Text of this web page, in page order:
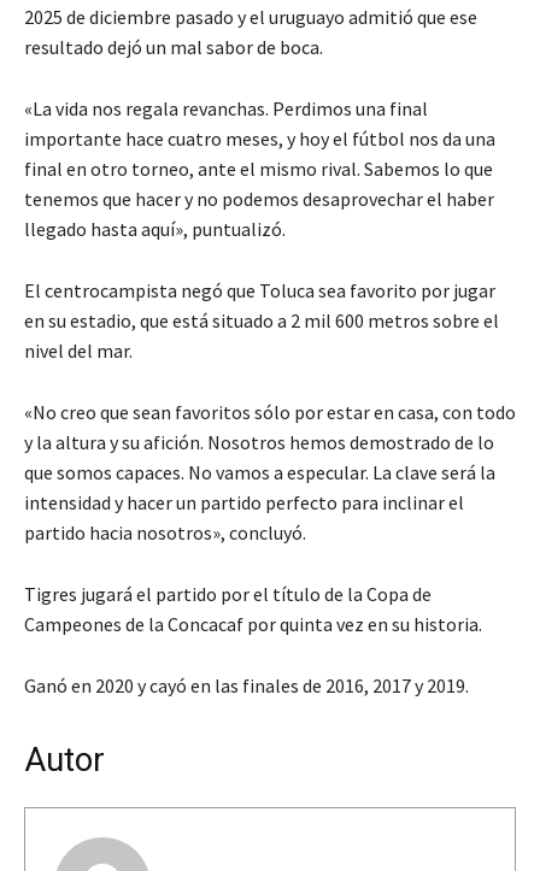
2025 de diciembre pasado y el uruguayo admitió que ese
resultado dejó un mal sabor de boca.
«La vida nos regala revanchas. Perdimos una final
importante hace cuatro meses, y hoy el fútbol nos da una
final en otro torneo, ante el mismo rival. Sabemos lo que
tenemos que hacer y no podemos desaprovechar el haber
llegado hasta aquí», puntualizó.
El centrocampista negó que Toluca sea favorito por jugar
en su estadio, que está situado a 2 mil 600 metros sobre el
nivel del mar.
«No creo que sean favoritos sólo por estar en casa, con todo
y la altura y su afición. Nosotros hemos demostrado de lo
que somos capaces. No vamos a especular. La clave será la
intensidad y hacer un partido perfecto para inclinar el
partido hacia nosotros», concluyó.
Tigres jugará el partido por el título de la Copa de
Campeones de la Concacaf por quinta vez en su historia.
Ganó en 2020 y cayó en las finales de 2016, 2017 y 2019.
Autor